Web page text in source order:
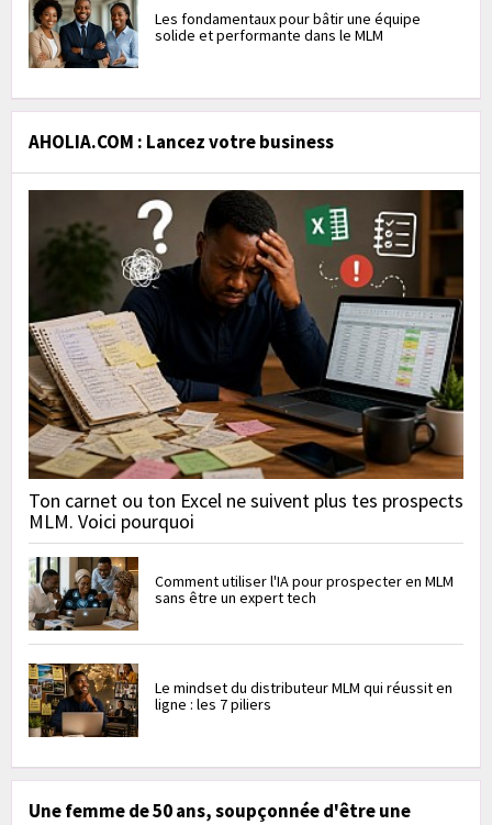
Les fondamentaux pour bâtir une équipe
solide et performante dans le MLM
AHOLIA.COM : Lancez votre business
Ton carnet ou ton Excel ne suivent plus tes prospects
MLM. Voici pourquoi
Comment utiliser l'IA pour prospecter en MLM
sans être un expert tech
Le mindset du distributeur MLM qui réussit en
ligne : les 7 piliers
Une femme de 50 ans, soupçonnée d'être une